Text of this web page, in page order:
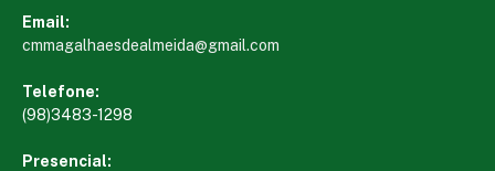
Email:
cmmagalhaesdealmeida@gmail.com
Telefone:
(98)3483-1298
Presencial: